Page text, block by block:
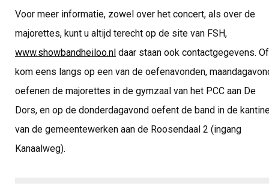
Voor meer informatie, zowel over het concert, als over de
majorettes, kunt u altijd terecht op de site van FSH,
www.showbandheiloo.nl daar staan ook contactgegevens. Of
kom eens langs op een van de oefenavonden,
oefenen de majorettes in de gymzaal van het PCC aan De
Dors, en op de donderdagavond oefent de band in de
van de gemeentewerken aan de Roosendaal 2 (ingang
Kanaalweg).